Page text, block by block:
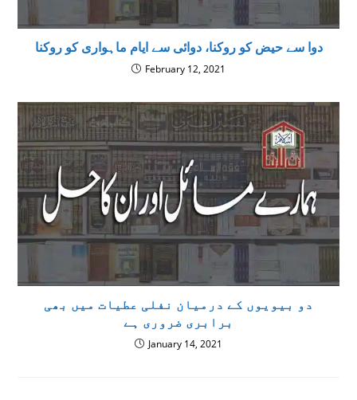
دوا سے حیض کو روکنا، دوائی سے ایام ماہواری کو روکنا
February 12, 2021
دو بیویوں کے درمیان نفلی عطیات میں بھی
برابری ضروری ہے
January 14, 2021